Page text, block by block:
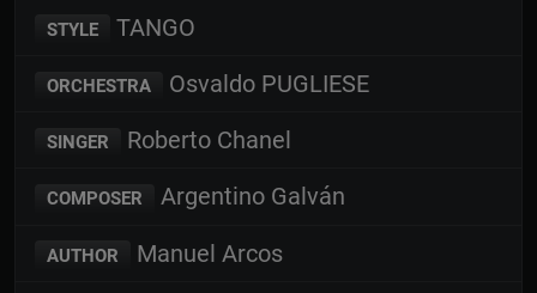
STYLE TANGO
ORCHESTRA Osvaldo PUGLIESE
SINGER Roberto Chanel
COMPOSER Argentino Galván
AUTHOR Manuel Arcos